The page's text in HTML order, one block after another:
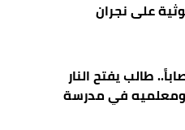
على نجران
طالب يفتح النار
ومعلميه في مدرسة